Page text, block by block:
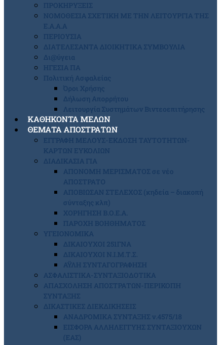
ΠΡΟΚΗΡΥΞΕΙΣ
ΝΟΜΟΘΕΣΙΑ ΣΧΕΤΙΚΗ ΜΕ ΤΗΝ ΛΕΙΤΟΥΡΓΙΑ ΤΗΣ
Ε.Α.Α.Α
ΠΕΡΙΟΥΣΙΑ
ΔΙΑΤΕΛΕΣΑΝΤΑ ΔΙΟΙΚΗΤΙΚΑ ΣΥΜΒΟΥΛΙΑ
Δι@ύγεια
ΗΓΕΣΙΑ ΠΑ
Πολιτική Ασφαλείας
Όροι Χρήσης
Δήλωση Απορρήτου
Λειτουργία Συστημάτων Βιντεοεπιτήρησης
ΚΑΘΗΚΟΝΤΑ ΜΕΛΩΝ
ΘΕΜΑΤΑ ΑΠΟΣΤΡΑΤΩΝ
ΕΓΓΡΑΦΗ ΜΕΛΟΥΣ-ΕΚΔΟΣΗ ΤΑΥΤΟΤΗΤΩΝ-
ΚΑΡΤΩΝ ΕΥΚΟΛΙΩΝ
ΔΙΑΔΙΚΑΣΙΑ ΓΙΑ
ΑΠΟΝΟΜΗ ΜΕΡΙΣΜΑΤΟΣ σε νέο
ΑΠΟΣΤΡΑΤΟ
ΑΠΟΒΙΩΣΑΝ ΣΤΕΛΕΧΟΣ (κηδεία – διακοπή
σύνταξης κλπ)
ΧΟΡΗΓΗΣΗ Β.Ο.Ε.Α.
ΠΑΡΟΧΗ ΒΟΗΘΗΜΑΤΟΣ
ΥΓΕΙΟΝΟΜΙΚΑ
ΔΙΚΑΙΟΥΧΟΙ 251ΓΝΑ
ΔΙΚΑΙΟΥΧΟΙ Ν.Ι.Μ.Τ.Σ.
ΑΫΛΗ ΣΥΝΤΑΓΟΓΡΑΦΗΣΗ
ΑΣΦΑΛΙΣΤΙΚΑ-ΣΥΝΤΑΞΙΟΔΟΤΙΚΑ
ΑΠΑΣΧΟΛΗΣΗ ΑΠΟΣΤΡΑΤΩΝ-ΠΕΡΙΚΟΠΗ
ΣΥΝΤΑΞΗΣ
ΔΙΚΑΣΤΙΚΕΣ ΔΙΕΚΔΙΚΗΣΕΙΣ
ΑΝΑΔΡΟΜΙΚΑ ΣΥΝΤΑΞΗΣ ν.4575/18
ΕΙΣΦΟΡΑ ΑΛΛΗΛΕΓΓΥΗΣ ΣΥΝΤΑΞΙΟΥΧΩΝ
(ΕΑΣ)